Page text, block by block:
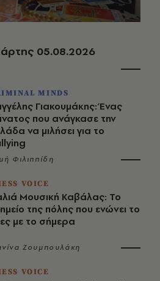
05.08.2026
MINDS
Γιακουμάκης: Ένας
που ανάγκασε την
να μιλήσει για το
Φιλιππίδη
VOICE
Μουσική Καβάλας: Το
της πόλης που ενώνει το
με το σήμερα
Ζουμπουλάκη
VOICE